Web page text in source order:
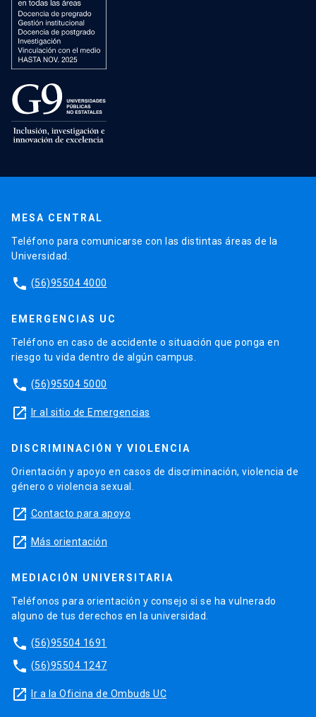
MESA CENTRAL
Teléfono para comunicarse con las distintas áreas de la
Universidad.
phone (56)95504 4000
EMERGENCIAS UC
Teléfono en caso de accidente o situación que ponga en
riesgo tu vida dentro de algún campus.
phone (56)95504 5000
launch Ir al sitio de Emergencias
DISCRIMINACIÓN Y VIOLENCIA
Orientación y apoyo en casos de discriminación, violencia de
género o violencia sexual.
launch Contacto para apoyo
launch Más orientación
MEDIACIÓN UNIVERSITARIA
Teléfonos para orientación y consejo si se ha vulnerado
alguno de tus derechos en la universidad.
phone (56)95504 1691
phone (56)95504 1247
launch Ir a la Oficina de Ombuds UC